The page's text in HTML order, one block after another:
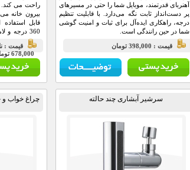
آهنربای قدرتمند، موبایل شما را حتی در مسیرهای
پر دست‌انداز ثابت نگه می‌دارد. با قابلیت تنظیم
درجه، راهکاری ایده‌آل برای ثبات و امنیت گوشی
شما در حین رانندگی است.
قيمت : 398,000 تومان
راحت می
بیرون خانه
قابل
هر صورت
قيمت :
678,000 تومان
سرشیر آبشاری چند حالته چراغ خواب